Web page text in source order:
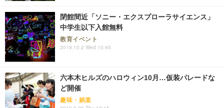
閉館間近「ソニー・エクスプローラサイエンス」
中学生以下入館無料
教育イベント
2019.10.2 Wed 10:45
六本木ヒルズのハロウィン10月…仮装パレードな
ど開催
趣味・娯楽